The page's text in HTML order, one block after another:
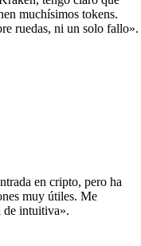
muchísimos tokens.
ruedas, ni un solo fallo».
en cripto, pero ha
muy útiles. Me
de intuitiva».